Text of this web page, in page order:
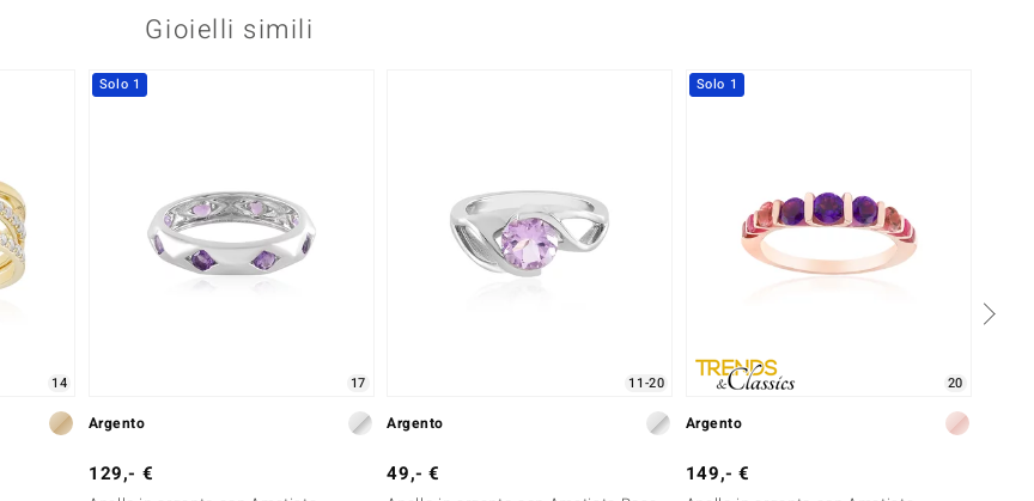
Gioielli simili
14
Solo 1
17
Argento
129,- €
11-20
Argento
49,- €
Solo 1
20
Argento
149,- €